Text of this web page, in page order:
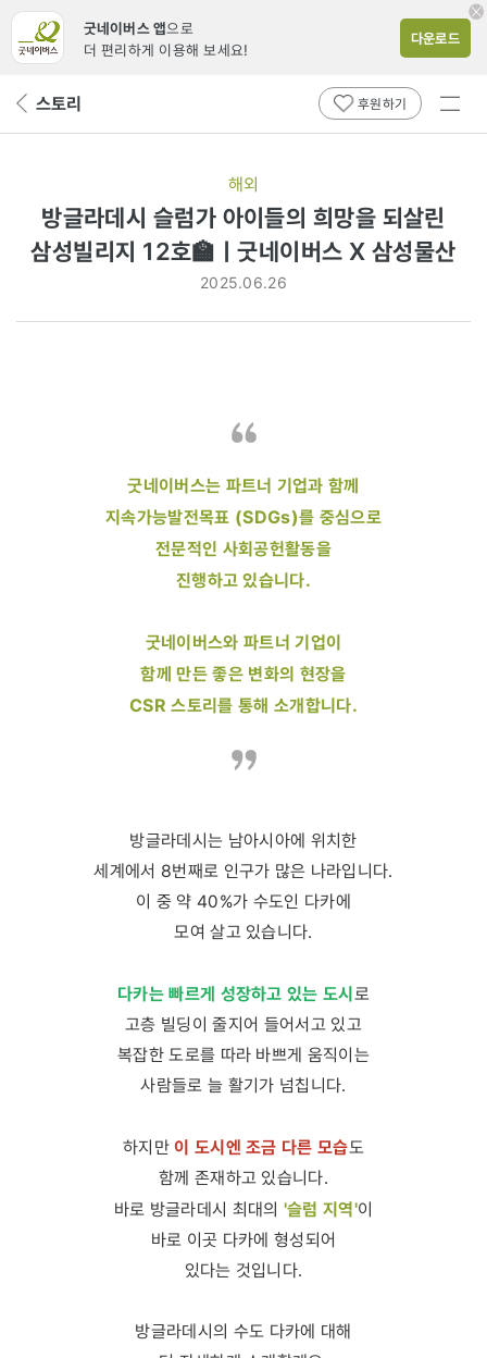
굿네이버스 앱으로
더 편리하게 이용해 보세요!
다운로드
뒤 스토리 후원하기
전체
해외
방글라데시 슬럼가 아이들의 희망을 되살린
삼성빌리지 12호🏫ㅣ굿네이버스 X 삼성물산
2025.06.26
굿네이버스는 파트너 기업과 함께
지속가능발전목표 (SDGs)를 중심으로
전문적인 사회공헌활동을
진행하고 있습니다.
굿네이버스와 파트너 기업이
함께 만든 좋은 변화의 현장을
CSR 스토리를 통해 소개합니다.
방글라데시는 남아시아에 위치한
세계에서 8번째로 인구가 많은 나라입니다.
이 중 약 40%가 수도인 다카에
모여 살고 있습니다.
다카는 빠르게 성장하고 있는 도시로
고층 빌딩이 줄지어 들어서고 있고
복잡한 도로를 따라 바쁘게 움직이는
사람들로 늘 활기가 넘칩니다.
하지만이 도시엔 조금 다른 모습도
함께 존재하고 있습니다.
바로 방글라데시 최대의 '슬럼 지역'이
바로 이곳 다카에 형성되어
있다는 것입니다.
방글라데시의 수도 다카에 대해